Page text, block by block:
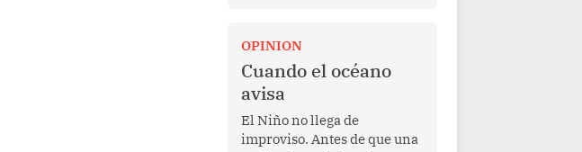
en marzo de este año por el
mandatario estadounidense
Donald Trump, con el fin de
enfrentar al crimen
transnacional organizado y
al tráfico de drogas.
OPINION
Cuando el océano
avisa
El Niño no llega de
improviso. Antes de que una